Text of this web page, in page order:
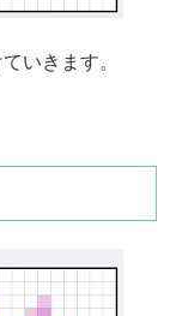
いきます。